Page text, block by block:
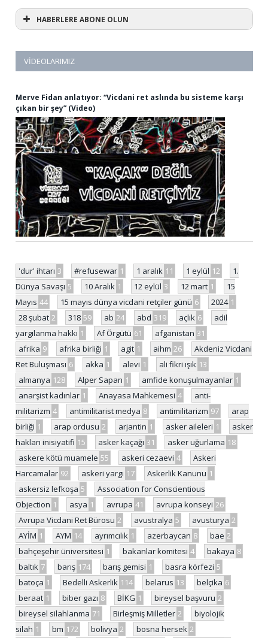
HABERLERE ABONE OLUN
VIDEOLARIMIZ
Merve Fidan anlatıyor: “Vicdani ret aslında bu sisteme karşı
çıkan bir şey” (Video)
'dur' ihtarı 3 #refusewar 1 1 aralık 11 1 eylül 12
1.
Dünya Savaşı 5 10 Aralık 1 12 eylül 3 12 mart 1
15
Mayıs 44 15 mayıs dünya vicdani retçiler günü 6 2024 1
28 şubat 2 318 59 ab 24 abd 319 açlık 6
adil
yargılanma hakkı 1 Af Örgütü 61 afganistan 31
afrika 9 afrika birliği 1 agit 1 aihm 26
Akdeniz Vicdani
Ret Buluşması 6 akka 1 alevi 1 ali fikri ışık 13
almanya 128 Alper Sapan 1 amfide konuşulmayanlar 1
anarşist kadınlar 1 Anayasa Mahkemesi 4
anti-
militarizm 4 antimilitarist medya 8 antimilitarizm 97
arap
birliği 1 arap ordusu 2 arjantin 1 asker aileleri 1
asker
hakları inisiyatifi 15 asker kaçağı 31 asker uğurlama 18
askere kötü muamele 55 askeri cezaevi 4
Askeri
Harcamalar 92 askeri yargı 17 Askerlik Kanunu 1
askersiz lefkoşa 5
Association for Conscientious
Objection 1 asya 1 avrupa 41 avrupa konseyi 26
Avrupa Vicdani Ret Bürosu 2 avustralya 5 avusturya 2
AYİM 1 AYM 14 ayrımcılık 1 azerbaycan 8 bae 2
bahçeşehir üniversitesi 1 bakanlar komitesi 4 bakaya 8
baltık 7 barış 174 barış gemisi 1 basra körfezi 5
batoça 1 Bedelli Askerlik 114 belarus 13 belçika 6
beraat 1 biber gazı 8 BİKG 1 bireysel başvuru 2
bireysel silahlanma 71 Birleşmiş Milletler 2
biyolojik
silah 1 bm 172 bolivya 2 bosna hersek 2